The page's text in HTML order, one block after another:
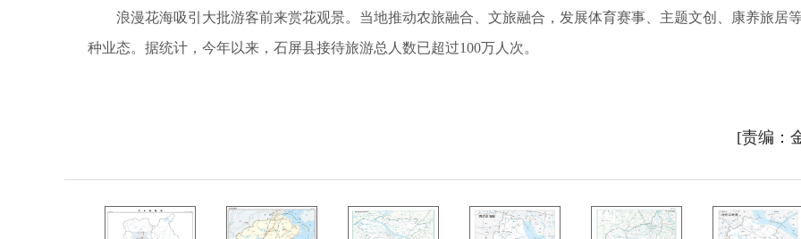
浪漫花海吸引大批游客前来赏花观景。当地推动农旅融合、文旅融合，发展体育赛事、主题文创、康养旅居
种业态。据统计，今年以来，石屏县接待旅游总人数已超过100万人次。
[责编：